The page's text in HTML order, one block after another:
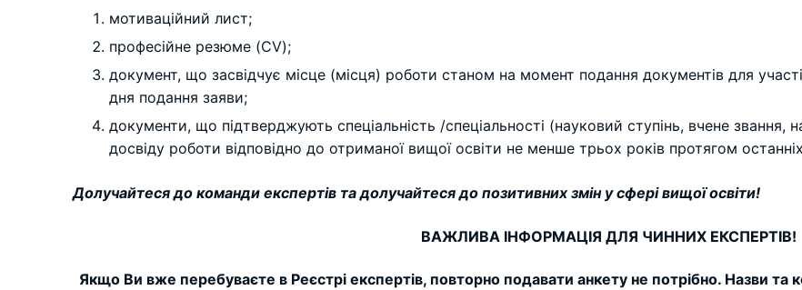
мотиваційний лист;
професійне резюме (CV);
документ, що засвідчує місце (місця) роботи станом на момент подання документів для
дня подання заяви;
документи, що підтверджують спеціальність /спеціальності (науковий ступінь, вчене звання,
досвіду роботи відповідно до отриманої вищої освіти не менше трьох років протягом останніх
Долучайтеся до команди експертів та долучайтеся до позитивних змін у сфері вищої освіти!
ВАЖЛИВА ІНФОРМАЦІЯ ДЛЯ ЧИННИХ ЕКСПЕРТІВ!
Якщо Ви вже перебуваєте в Реєстрі експертів, повторно подавати анкету не потрібно. Назви та